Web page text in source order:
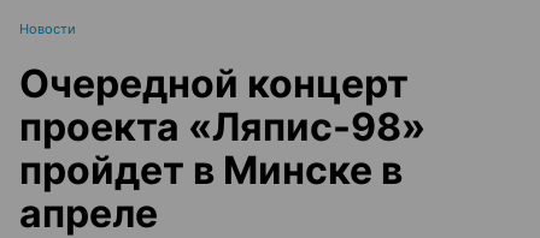
Новости
Очередной концерт
проекта «Ляпис-98»
пройдет в Минске в
апреле